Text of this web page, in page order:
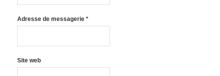
Adresse de messagerie *
Site web